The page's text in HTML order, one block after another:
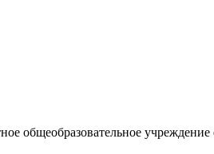
общеобразовательное